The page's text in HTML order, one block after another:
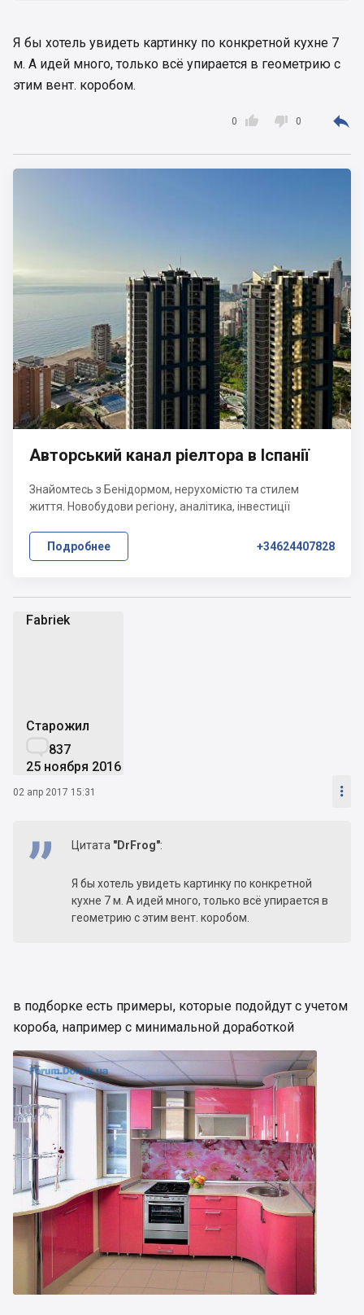
Я бы хотель увидеть картинку по конкретной кухне 7
м. А идей много, только всё упирается в геометрию с
этим вент. коробом.

0  0 
Fabriek
Старожил
837
25 ноября 2016
02 апр 2017 15:31 
Цитата "DrFrog":
Я бы хотель увидеть картинку по конкретной
кухне 7 м. А идей много, только всё упирается в
геометрию с этим вент. коробом.
в подборке есть примеры, которые подойдут с учетом
короба, например с минимальной доработкой
Авторський канал ріелтора в Іспанії
Знайомтесь з Бенідормом, нерухомістю та стилем
життя. Новобудови регіону, аналітика, інвестиції
Подробнее +34624407828